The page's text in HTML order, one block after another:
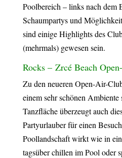
Poolbereich – links nach dem
Schaumpartys und
sind einige Highlights des
(mehrmals) gewesen sein.
Rocks – Zrcé Beach
Zu den neueren Open-Air-
einem sehr schönen
Tanzfläche überzeugt auch
Partyurlauber für einen
Poollandschaft wirkt wie in
tagsüber chillen im Pool oder